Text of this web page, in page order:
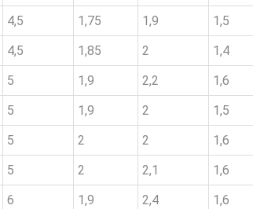
4,5 1,75 1,9
1,5
4,5 1,85 2 1,4
5 1,9 2,2
1,6
5 1,9 2 1,5
5 2 2
1,6
5 2 2,1 1,6
6 1,9 2,4
1,6